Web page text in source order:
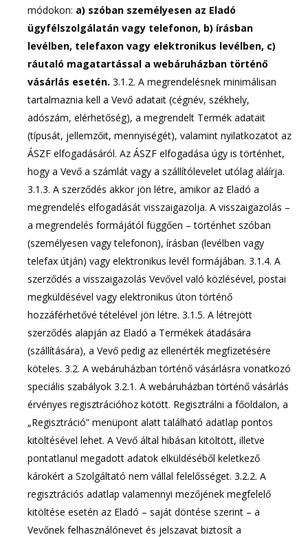
módokon: a) szóban személyesen az Eladó
ügyfélszolgálatán vagy telefonon, b) írásban
levélben, telefaxon vagy elektronikus levélben, c)
ráutaló magatartással a webáruházban történő
vásárlás esetén. 3.1.2. A megrendelésnek minimálisan
tartalmaznia kell a Vevő adatait (cégnév, székhely,
adószám, elérhetőség), a megrendelt Termék adatait
(típusát, jellemzőit, mennyiségét), valamint nyilatkozatot az
ÁSZF elfogadásáról. Az ÁSZF elfogadása úgy is történhet,
hogy a Vevő a számlát vagy a szállítólevelet utólag aláírja.
3.1.3. A szerződés akkor jön létre, amikor az Eladó a
megrendelés elfogadását visszaigazolja. A visszaigazolás –
a megrendelés formájától függően – történhet szóban
(személyesen vagy telefonon), írásban (levélben vagy
telefax útján) vagy elektronikus levél formájában. 3.1.4. A
szerződés a visszaigazolás Vevővel való közlésével, postai
megküldésével vagy elektronikus úton történő
hozzáférhetővé tételével jön létre. 3.1.5. A létrejött
szerződés alapján az Eladó a Termékek átadására
(szállítására), a Vevő pedig az ellenérték megfizetésére
köteles. 3.2. A webáruházban történő vásárlásra vonatkozó
speciális szabályok 3.2.1. A webáruházban történő vásárlás
érvényes regisztrációhoz kötött. Regisztrálni a főoldalon, a
„Regisztráció” menüpont alatt található adatlap pontos
kitöltésével lehet. A Vevő által hibásan kitöltött, illetve
pontatlanul megadott adatok elküldéséből keletkező
károkért a Szolgáltató nem vállal felelősséget. 3.2.2. A
regisztrációs adatlap valamennyi mezőjének megfelelő
kitöltése esetén az Eladó – saját döntése szerint – a
Vevőnek felhasználónevet és jelszavat biztosít a